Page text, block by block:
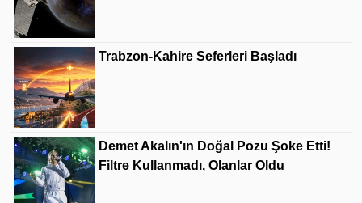
Trabzon-Kahire Seferleri Başladı
Demet Akalın'ın Doğal Pozu Şoke Etti!
Filtre Kullanmadı, Olanlar Oldu